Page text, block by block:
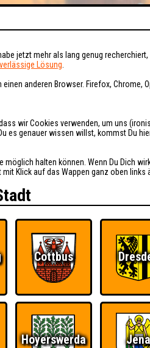
jetzt mehr als lang genug
Lösung
anderen Browser. Firefox, Chrome,
wir Cookies verwenden, um uns
es genauer wissen willst, kommst Du
möglich halten können. Wenn Du Dich
Klick auf das Wappen ganz oben links
Cottbus
Hoyerswerda Jena